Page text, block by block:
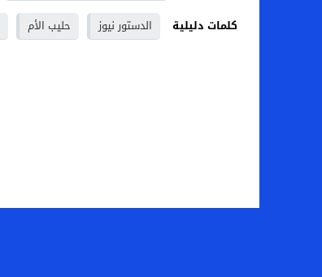
كلمات دليلية
الدستور نيوز حليب الأم